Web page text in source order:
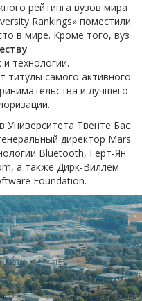
рейтинга вузов мира
Rankings» поместили
в мире. Кроме того, вуз
и технологии.
титулы самого активного
и лучшего
Университета Твенте Бас
директор Mars
Bluetooth, Герт-Ян
а также Дирк-Виллем
Foundation.